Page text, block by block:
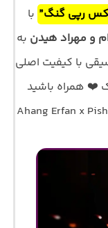
با
و مهراد هیدن به
با کیفیت اصلی
Ahang Erfan x